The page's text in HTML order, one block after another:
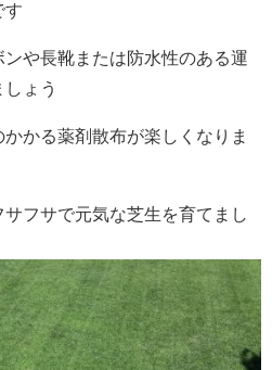
す
や長靴または防水性のある運
ょう
かる薬剤散布が楽しくなりま
フサで元気な芝生を育てまし